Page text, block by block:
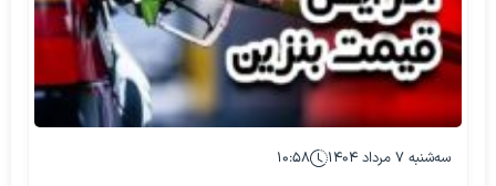
سه‌شنبه ۷ مرداد ۱۴۰۴ ۱۰:۵۸